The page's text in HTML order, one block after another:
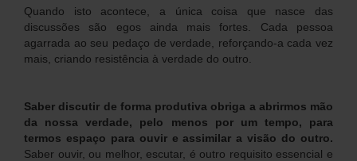
Quando isto acontece, a única coisa que nasce das
discussões são egos ainda mais fortes. Cada pessoa
agarrada ao seu pedaço de verdade, reforçando-a cada vez
mais, criando resistência à verdade do outro.
Saber discutir de forma produtiva obriga a abrirmos mão
da nossa verdade, pelo menos por um tempo, para
termos espaço para ouvir e assimilar a visão do outro.
Saber ouvir, ou melhor, escutar, é outro requisito essencial e